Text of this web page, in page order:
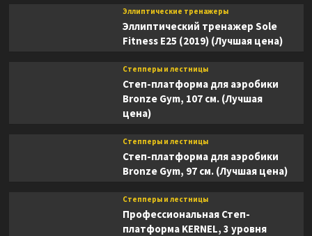
Эллиптические тренажеры
Эллиптический тренажер Sole
Fitness E25 (2019) (Лучшая цена)
Степперы и лестницы
Степ-платформа для аэробики
Bronze Gym, 107 см. (Лучшая
цена)
Степперы и лестницы
Степ-платформа для аэробики
Bronze Gym, 97 см. (Лучшая цена)
Степперы и лестницы
Профессиональная Степ-
платформа KERNEL, 3 уровня